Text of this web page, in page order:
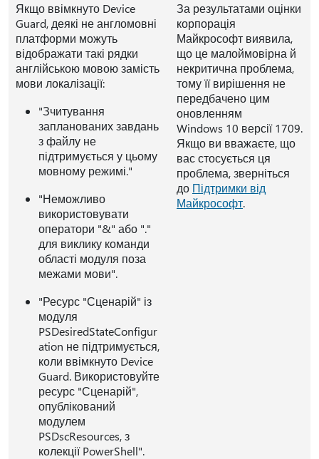
Якщо ввімкнуто Device
Guard, деякі не англомовні
платформи можуть
відображати такі рядки
англійською мовою замість
мови локалізації:
"Зчитування
запланованих завдань
з файлу не
підтримується у цьому
мовному режимі."
"Неможливо
використовувати
оператори "&" або "."
для виклику команди
області модуля поза
межами мови".
"Ресурс "Сценарій" із
модуля
PSDesiredStateConfigur
ation не підтримується,
коли ввімкнуто Device
Guard. Використовуйте
ресурс "Сценарій",
опублікований
модулем
PSDscResources, з
колекції PowerShell".
За результатами оцінки
корпорація
Майкрософт виявила,
що це малоймовірна й
некритична проблема,
тому її вирішення не
передбачено цим
оновленням
Windows 10 версії 1709.
Якщо ви вважаєте, що
вас стосується ця
проблема, зверніться
до Підтримки від
Майкрософт.